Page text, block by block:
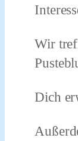
Wir
Dich